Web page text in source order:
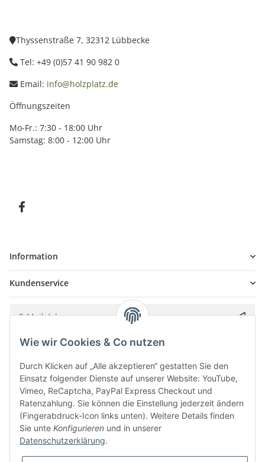
Thyssenstraße 7, 32312 Lübbecke
Tel: +49 (0)57 41 90 982 0
Email: info@holzplatz.de
Öffnungszeiten
Mo-Fr.: 7:30 - 18:00 Uhr
Samstag: 8:00 - 12:00 Uhr
Information
Kundenservice
Bitte senden Sie mir entsprechend IhrerDatenschutzerklärung
Wie wir Cookies & Co nutzen
Durch Klicken auf „Alle akzeptieren“ gestatten Sie den
Einsatz folgender Dienste auf unserer Website: YouTube,
Vimeo, ReCaptcha, PayPal Express Checkout und
Ratenzahlung. Sie können die Einstellung jederzeit ändern
(Fingerabdruck-Icon links unten). Weitere Details finden
Sie unte Konfigurieren und in unserer
Datenschutzerklärung.